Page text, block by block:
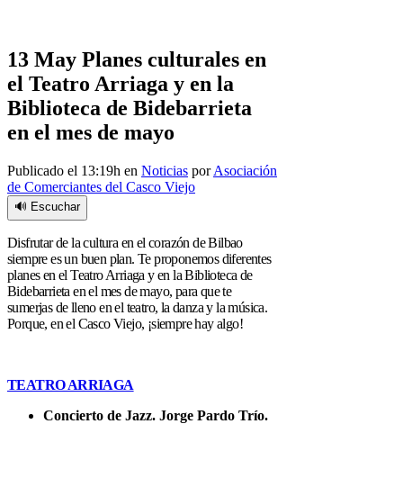
13 May Planes culturales en
el Teatro Arriaga y en la
Biblioteca de Bidebarrieta
en el mes de mayo
Publicado el 13:19h en Noticias porAsociación
de Comerciantes del Casco Viejo
🔊 Escuchar
Disfrutar de la cultura en el corazón de Bilbao
siempre es un buen plan. Te proponemos diferentes
planes en el Teatro Arriaga y en la Biblioteca de
Bidebarrieta en el mes de mayo, para que te
sumerjas de lleno en el teatro, la danza y la música.
Porque, en el Casco Viejo, ¡siempre hay algo!
TEATRO ARRIAGA
Concierto de Jazz. Jorge Pardo Trío.